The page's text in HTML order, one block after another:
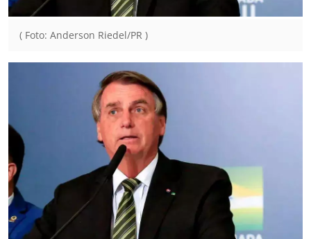
( Foto: Anderson Riedel/PR )